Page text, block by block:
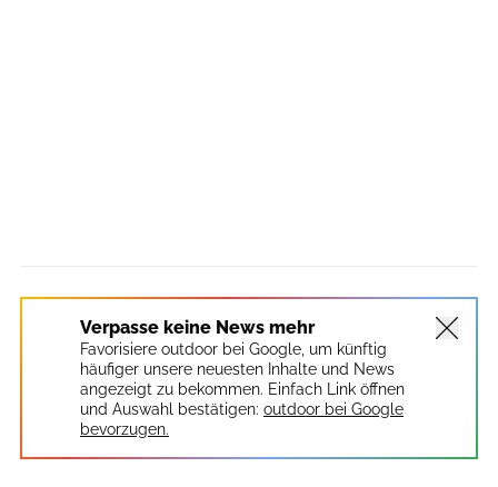
Verpasse keine News mehr
Favorisiere outdoor bei Google, um künftig
häufiger unsere neuesten Inhalte und News
angezeigt zu bekommen. Einfach Link öffnen
und Auswahl bestätigen: outdoor bei Google
bevorzugen.